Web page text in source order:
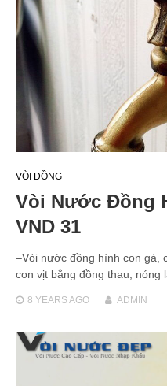
VÒI ĐỒNG
Vòi Nước Đồng
VND 31
–Vòi nước đồng hình con gà,
con vịt bằng đồng thau, nóng
8 YEARSAGO ADMIN